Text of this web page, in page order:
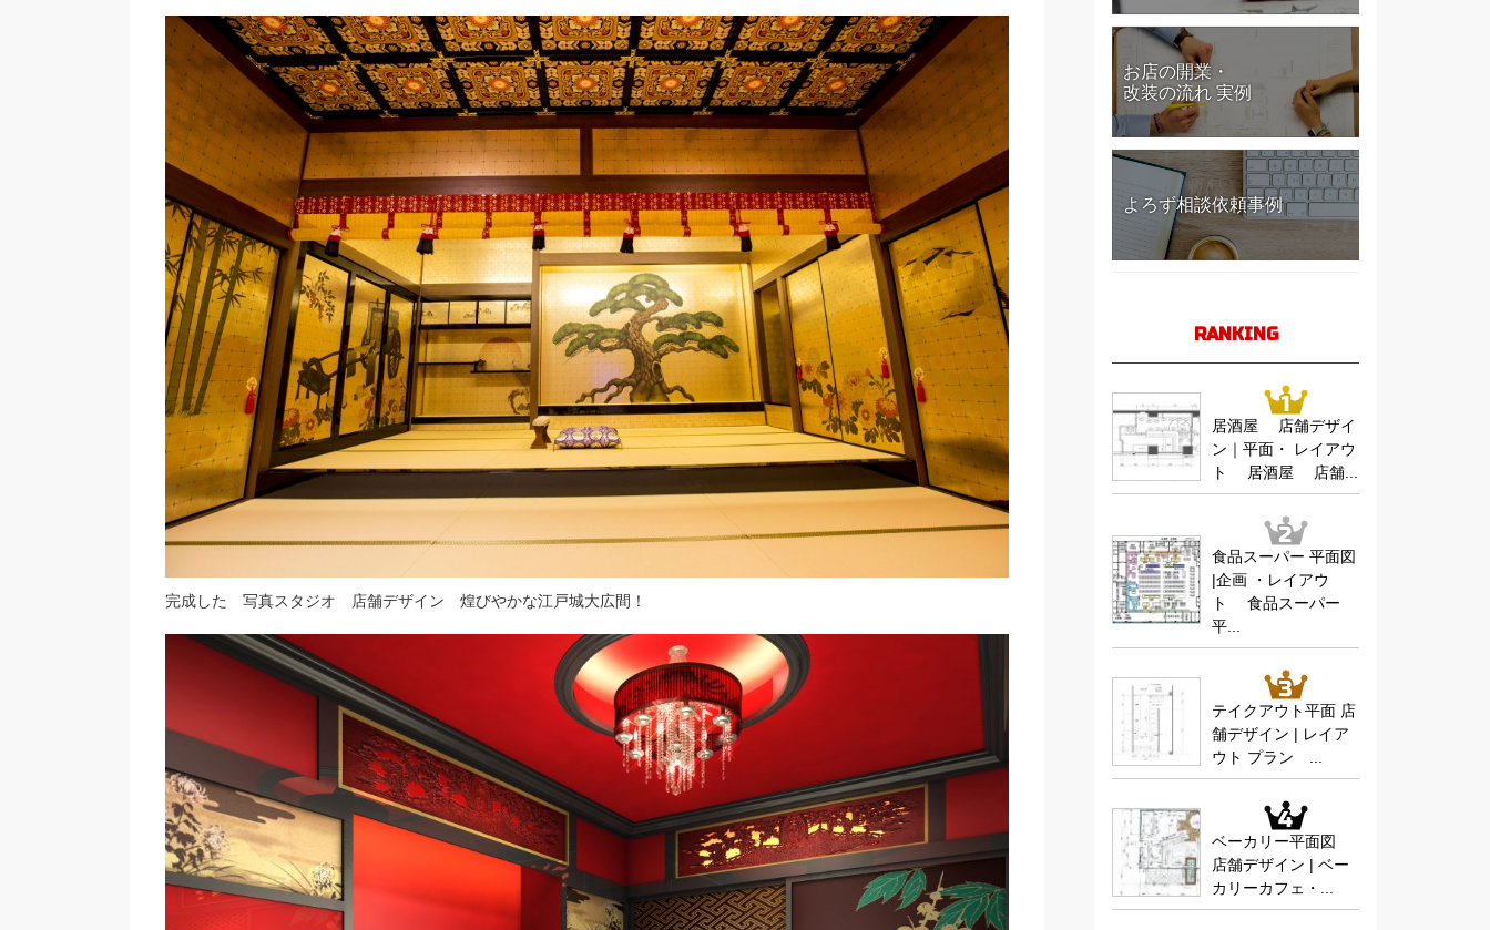
完成した 写真スタジオ 店舗デザイン 煌びやかな江戸城大広間！
お店の開業・
改装の流れ 実例
よろず相談依頼事例
RANKING
居酒屋 店舗デザイ
ン｜平面・ レイアウ
ト 居酒屋 店舗...
食品スーパー 平面図
|企画 ・レイアウ
ト 食品スーパー
平...
テイクアウト平面 店
舗デザイン | レイア
ウト プラン ...
ベーカリー平面図
店舗デザイン | ベー
カリーカフェ・...